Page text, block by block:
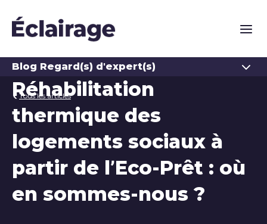
Blog Regard(s) d'expert(s)
Tous les articles
Réhabilitation
thermique des
logements sociaux à
partir de l’Eco-Prêt : où
en sommes-nous ?